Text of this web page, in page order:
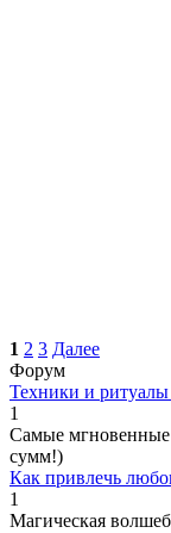
1 2 3 Далее
Форум
Техники и ритуалы
1
Самые мгновенные
сумм!)
Как привлечь
1
Магическая